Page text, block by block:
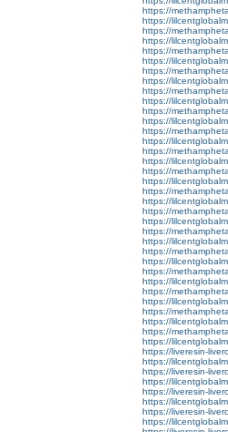
https://
https://
https://
https://
https://
https://
https://
https://
https://
https://
https://
https://
https://
https://
https://
https://
https://
https://
https://
https://
https://
https://
https://
https://
https://
https://
https://
https://
https://
https://
https://
https://
https://
https://
https://liveresin-
https://
https://liveresin-
https://
https://liveresin-
https://
https://liveresin-
https://